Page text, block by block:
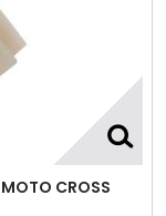
MOTO CROSS